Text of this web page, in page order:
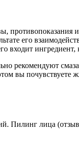
его
входит
рекомендуют
вы почувствуете
Пилинг лица